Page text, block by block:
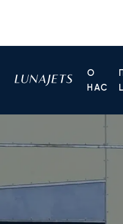
О
НАС